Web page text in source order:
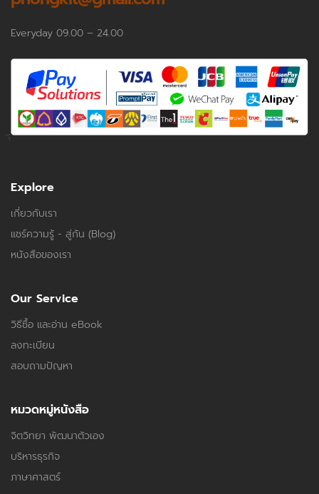
Everyday 09.00 – 24.00
Explore
เกี่ยวกับเรา
แชร์ความรู้ - สู่กัน (Blog)
หนังสือของเรา
Our Service
วิธีซื้อ และอ่าน eBook
ลงทะเบียน
สอบถามปัญหา
หมวดหมู่หนังสือ
จิตวิทยา พัฒนาตัวเอง
บริหารธุรกิจ
ภาษาศาสตร์